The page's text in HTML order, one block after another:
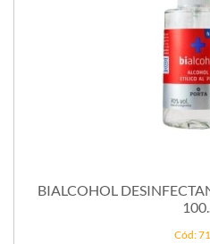
BIALCOHOL
Cód: